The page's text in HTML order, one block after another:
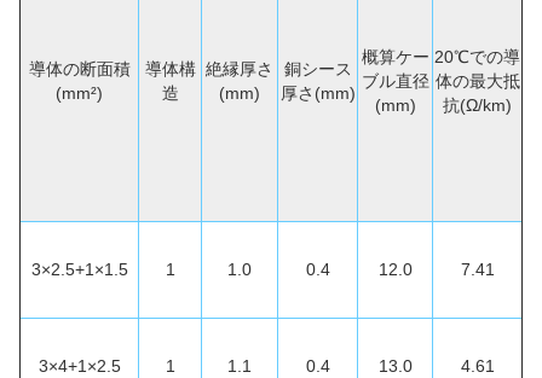
導体の断面積
(mm²)
導体構
造
絶縁厚さ
(mm)
銅シース
厚さ(mm)
概算ケー
ブル直径
(mm)
20℃での導
体の最大抵
抗(Ω/km)
3×2.5+1×1.5 1 1.0 0.4 12.0 7.41
3×4+1×2.5 1 1.1 0.4 13.0 4.61